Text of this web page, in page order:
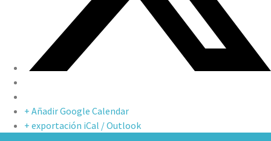
+ Añadir Google Calendar
+ exportación iCal / Outlook